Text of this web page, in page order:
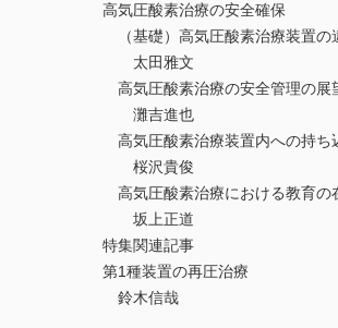
高気圧酸素治療の安全確保
（基礎）高気圧酸素治療装置の
太田雅文
高気圧酸素治療の安全管理の展
灘吉進也
高気圧酸素治療装置内への持ち
桜沢貴俊
高気圧酸素治療における教育の
坂上正道
特集関連記事
第1種装置の再圧治療
鈴木信哉